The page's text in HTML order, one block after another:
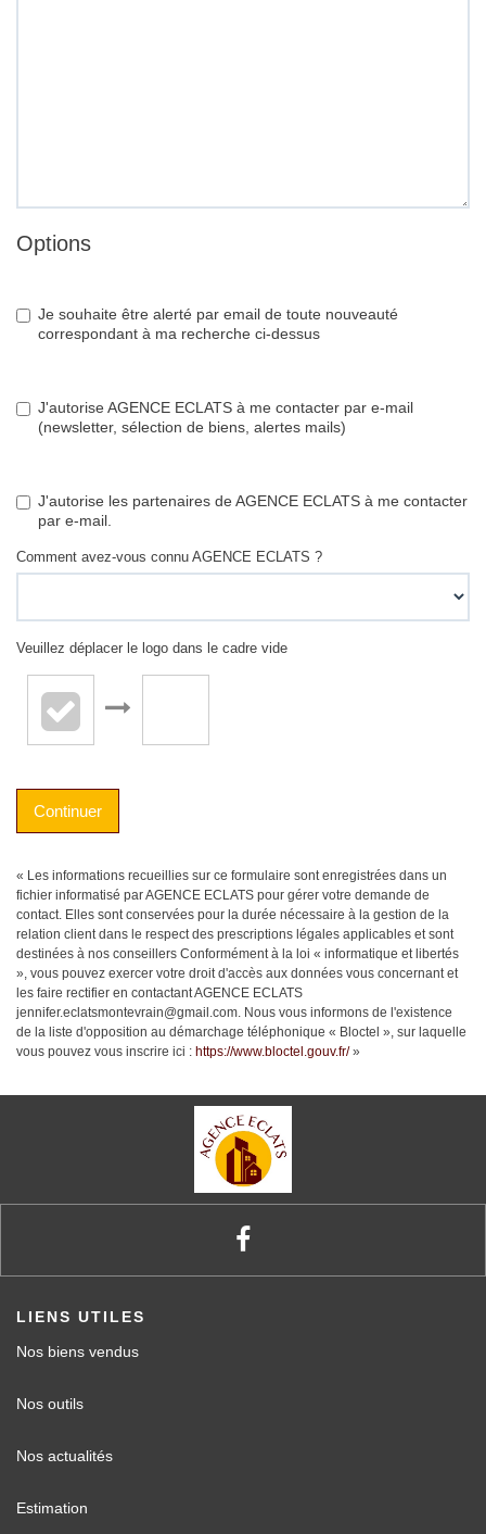
Options
Je souhaite être alerté par email de toute nouveauté
correspondant à ma recherche ci-dessus
J'autorise AGENCE ECLATS à me contacter par e-mail
(newsletter, sélection de biens, alertes mails)
J'autorise les partenaires de AGENCE ECLATS à me contacter
par e-mail.
Comment avez-vous connu AGENCE ECLATS ?
Veuillez déplacer le logo dans le cadre vide
Continuer
« Les informations recueillies sur ce formulaire sont enregistrées dans un
fichier informatisé par AGENCE ECLATS pour gérer votre demande de
contact. Elles sont conservées pour la durée nécessaire à la gestion de la
relation client dans le respect des prescriptions légales applicables et sont
destinées à nos conseillers Conformément à la loi « informatique et libertés
», vous pouvez exercer votre droit d'accès aux données vous concernant et
les faire rectifier en contactant AGENCE ECLATS
jennifer.eclatsmontevrain@gmail.com. Nous vous informons de l'existence
de la liste d'opposition au démarchage téléphonique « Bloctel », sur laquelle
vous pouvez vous inscrire ici : https://www.bloctel.gouv.fr/»
LIENS UTILES
Nos biens vendus
Nos outils
Nos actualités
Estimation